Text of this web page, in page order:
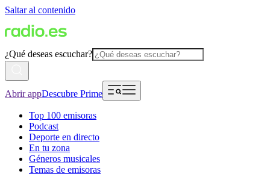
Saltar al contenido
¿Qué deseas escuchar?
Abrir appDescubre Prime
Top 100 emisoras
Podcast
Deporte en directo
En tu zona
Géneros musicales
Temas de emisoras